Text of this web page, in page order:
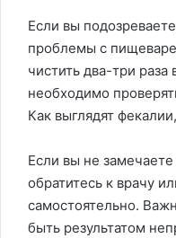
Если вы
проблемы с
чистить два-три
необходимо
Как выглядят
Если вы не
обратитесь к врачу
самостоятельно.
быть результатом